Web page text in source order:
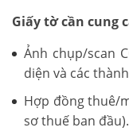
Giấy tờ cần cung
Ảnh chụp/scan
diện và các
Hợp đồng thuê/
sơ thuế ban đầu).